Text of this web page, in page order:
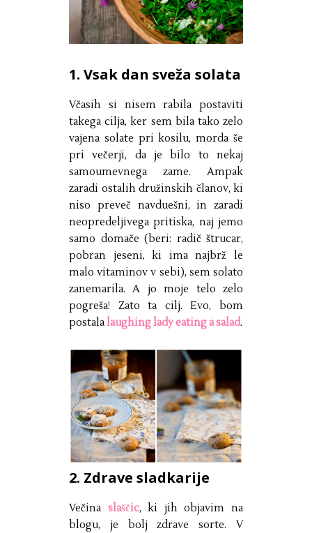
1. Vsak dan sveža solata
Včasih si nisem rabila postaviti
takega cilja, ker sem bila tako zelo
vajena solate pri kosilu, morda še
pri večerji, da je bilo to nekaj
samoumevnega zame. Ampak
zaradi ostalih družinskih članov, ki
niso preveč navduešni, in zaradi
neopredeljivega pritiska, naj jemo
samo domače (beri: radič štrucar,
pobran jeseni, ki ima najbrž le
malo vitaminov v sebi), sem solato
zanemarila. A jo moje telo zelo
pogreša! Zato ta cilj. Evo, bom
postalalaughing lady eating a salad.
2. Zdrave sladkarije
Večina slaščic, ki jih objavim na
blogu, je bolj zdrave sorte. V